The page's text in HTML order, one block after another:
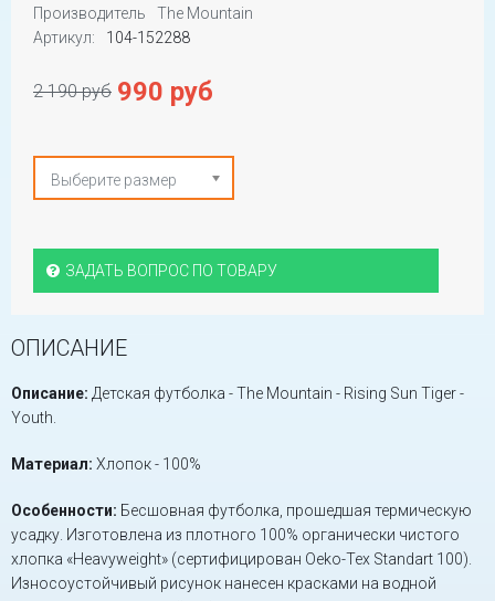
Производитель
The Mountain
Артикул:
104-152288
2 190 руб 990 руб
Выберите размер
ЗАДАТЬ ВОПРОС ПО ТОВАРУ
ОПИСАНИЕ
Описание: Детская футболка - The Mountain - Rising Sun Tiger -
Youth.
Материал: Хлопок - 100%
Особенности: Бесшовная футболка, прошедшая термическую
усадку. Изготовлена из плотного 100% органически чистого
хлопка «Heavyweight» (сертифицирован Oeko-Tex Standart 100).
Износоустойчивый рисунок нанесен красками на водной